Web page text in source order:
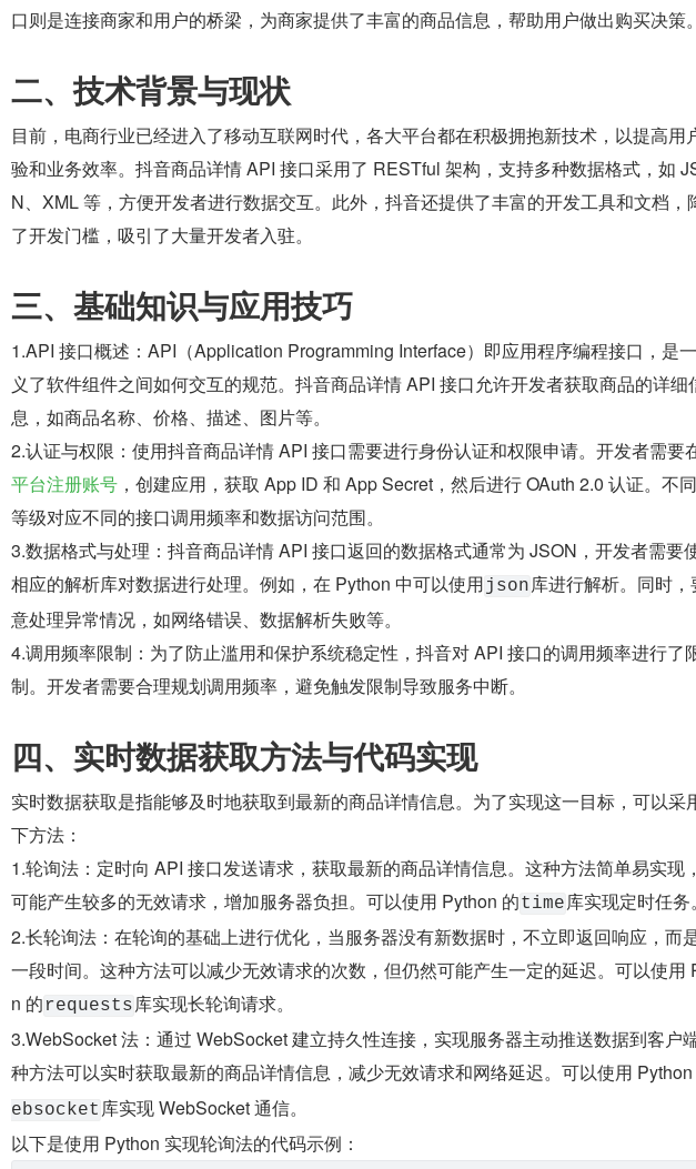
口则是连接商家和用户的桥梁，为商家提供了丰富的商品信息，帮助用户做出购买决策。
二、技术背景与现状
目前，电商行业已经进入了移动互联网时代，各大平台都在积极拥抱新技术，以提高用
验和业务效率。抖音商品详情 API 接口采用了 RESTful 架构，支持多种数据格式，如
N、XML 等，方便开发者进行数据交互。此外，抖音还提供了丰富的开发工具和文档，
了开发门槛，吸引了大量开发者入驻。
三、基础知识与应用技巧
1.API 接口概述：API（Application Programming Interface）即应用程序编程接口，是
义了软件组件之间如何交互的规范。抖音商品详情 API 接口允许开发者获取商品的详细
息，如商品名称、价格、描述、图片等。
2.认证与权限：使用抖音商品详情 API 接口需要进行身份认证和权限申请。开发者需要
平台注册账号​ ，创建应用，获取 App ID 和 App Secret，然后进行 OAuth 2.0 认证。不
等级对应不同的接口调用频率和数据访问范围。
3.数据格式与处理：抖音商品详情 API 接口返回的数据格式通常为 JSON，开发者需要
相应的解析库对数据进行处理。例如，在 Python 中可以使用​ ​json​ 库进行解析。同时，
意处理异常情况，如网络错误、数据解析失败等。
4.调用频率限制：为了防止滥用和保护系统稳定性，抖音对 API 接口的调用频率进行了
制。开发者需要合理规划调用频率，避免触发限制导致服务中断。
四、实时数据获取方法与代码实现
实时数据获取是指能够及时地获取到最新的商品详情信息。为了实现这一目标，可以采
下方法：
1.轮询法：定时向 API 接口发送请求，获取最新的商品详情信息。这种方法简单易实现
可能产生较多的无效请求，增加服务器负担。可以使用 Python 的​​time​ ​库实现定时任务。
2.长轮询法：在轮询的基础上进行优化，当服务器没有新数据时，不立即返回响应，而
一段时间。这种方法可以减少无效请求的次数，但仍然可能产生一定的延迟。可以使用
n 的​ ​requests​ ​库实现长轮询请求。
3.WebSocket 法：通过 WebSocket 建立持久性连接，实现服务器主动推送数据到客户
种方法可以实时获取最新的商品详情信息，减少无效请求和网络延迟。可以使用 Python
ebsocket​ ​库实现 WebSocket 通信。
以下是使用 Python 实现轮询法的代码示例：